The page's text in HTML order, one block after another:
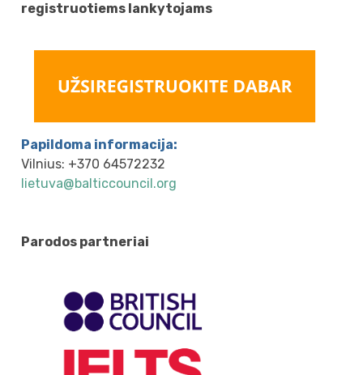
registruotiems lankytojams
Papildoma informacija:
Vilnius: +370 64572232
lietuva@balticcouncil.org
Parodos partneriai